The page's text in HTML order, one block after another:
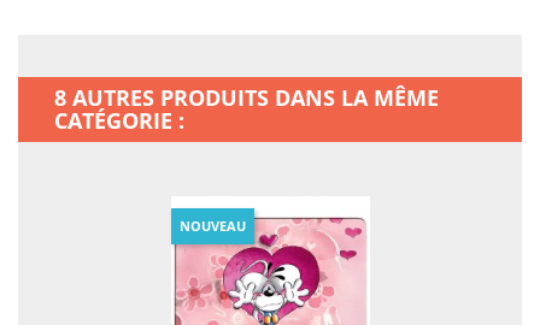
8 AUTRES PRODUITS DANS LA MÊME
CATÉGORIE :
NOUVEAU